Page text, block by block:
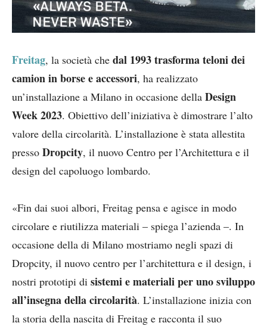
Freitag, la società che dal 1993 trasforma teloni dei
camion in borse e accessori, ha realizzato
un’installazione a Milano in occasione della Design
Week 2023. Obiettivo dell’iniziativa è dimostrare l’alto
valore della circolarità. L’installazione è stata allestita
presso Dropcity, il nuovo Centro per l’Architettura e il
design del capoluogo lombardo.
«Fin dai suoi albori, Freitag pensa e agisce in modo
circolare e riutilizza materiali – spiega l’azienda –. In
occasione della di Milano mostriamo negli spazi di
Dropcity, il nuovo centro per l’architettura e il design, i
nostri prototipi di sistemi e materiali per uno sviluppo
all’insegna della circolarità. L’installazione inizia con
la storia della nascita di Freitag e racconta il suo